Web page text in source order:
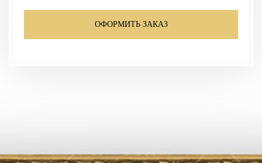
ОФОРМИТЬ ЗАКАЗ